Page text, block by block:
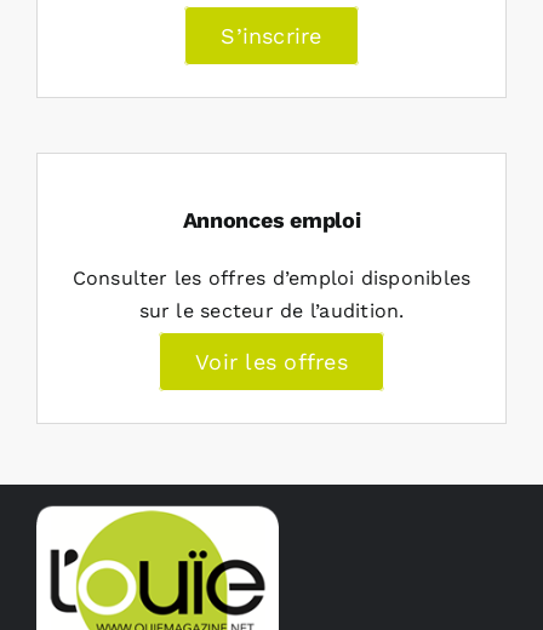
S’inscrire
Annonces emploi
Consulter les offres d’emploi disponibles
sur le secteur de l’audition.
Voir les offres